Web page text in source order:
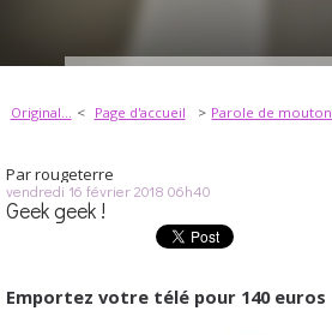
Original... Page d'accueil Parole de mouton
Parrougeterre
vendredi 16 février 2018 06h40
Geek geek !
Emportez votre télé pour 140 euros